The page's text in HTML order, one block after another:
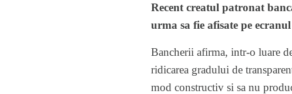
Recent creatul patronat
urma sa fie afisate pe
Bancherii afirma, intr-o luare
ridicarea gradului de
mod constructiv si sa nu